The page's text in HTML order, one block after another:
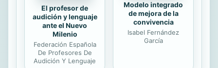
El profesor de
audición y lenguaje
ante el Nuevo
Milenio
Federación Española
De Profesores De
Audición Y Lenguaje
Modelo integrado
de mejora de la
convivencia
Isabel Fernández
García